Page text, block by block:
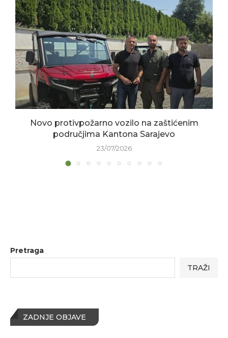
Novo protivpožarno vozilo na zaštićenim
područjima Kantona Sarajevo
23/07/2026
Pretraga
TRAŽI
ZADNJE OBJAVE